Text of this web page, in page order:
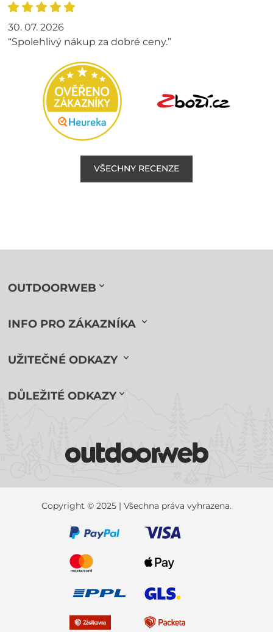
30. 07. 2026
“Spolehlivý nákup za dobré ceny.”
VŠECHNY RECENZE
OUTDOORWEB
INFO PRO ZÁKAZNÍKA
UŽITEČNÉ ODKAZY
DŮLEŽITÉ ODKAZY
Copyright © 2025 | Všechna práva vyhrazena.